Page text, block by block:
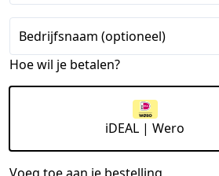
Staten
+1
Bedrijfsnaam (optioneel)
Hoe wil je betalen?
iDEAL | Wero